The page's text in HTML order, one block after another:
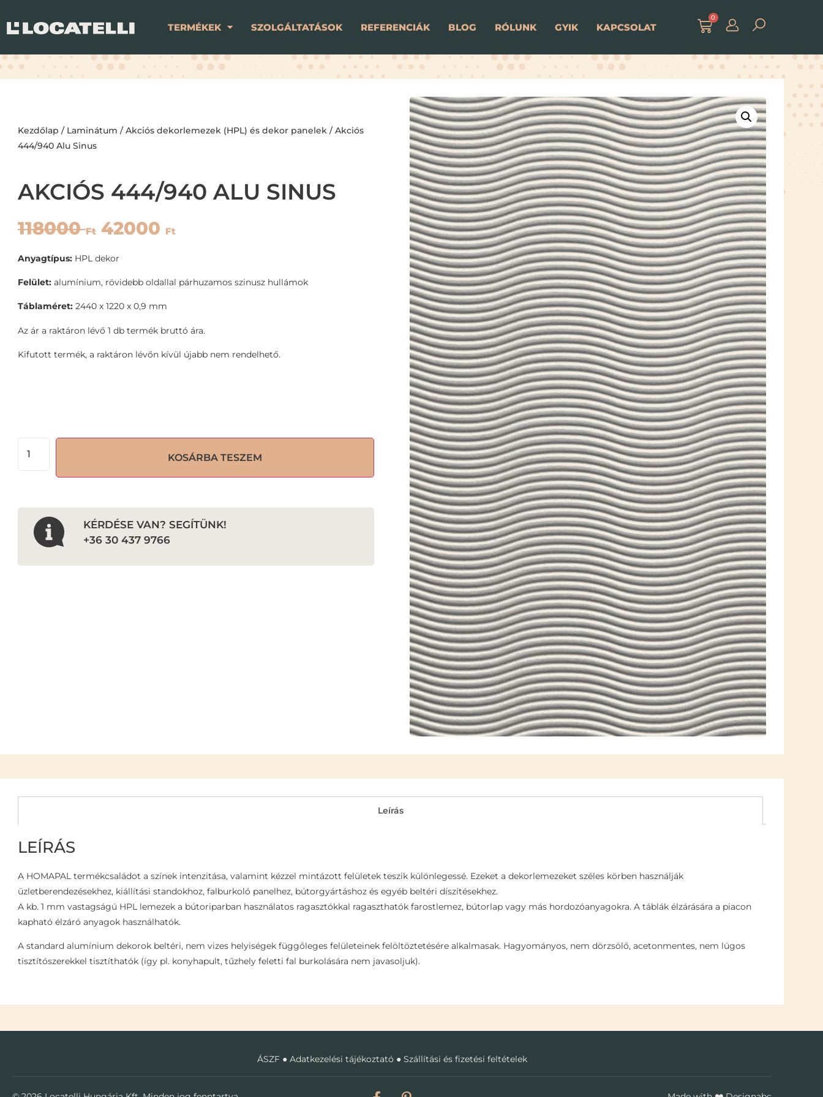
TERMÉKEK SZOLGÁLTATÁSOK REFERENCIÁK BLOG RÓLUNK GYIK KAPCSOLAT
0
Kezdőlap / Laminátum / Akciós dekorlemezek (HPL) és dekor panelek/ Akciós
444/940 Alu Sinus
AKCIÓS 444/940 ALU SINUS
118000Ft 42000 Ft
Anyagtípus:HPL dekor
Felület:alumínium, rövidebb oldallal párhuzamos szinusz hullámok
Táblaméret:2440 x 1220 x 0,9 mm
Az ár a raktáron lévő 1 db termék bruttó ára.
Kifutott termék, a raktáron lévőn kívül újabb nem rendelhető.
KOSÁRBA TESZEM
KÉRDÉSE VAN? SEGÍTÜNK!
+36 30 437 9766
Leírás
LEÍRÁS
A HOMAPAL termékcsaládot a színek intenzitása, valamint kézzel mintázott felületek teszik különlegessé. Ezeket a dekorlemezeket széles körben használják
üzletberendezésekhez, kiállítási standokhoz, falburkoló panelhez, bútorgyártáshoz és egyéb beltéri díszítésekhez.
A kb. 1 mm vastagságú HPL lemezek a bútoriparban használatos ragasztókkal ragaszthatók farostlemez, bútorlap vagy más hordozóanyagokra. A táblák élzárására a piacon
kapható élzáró anyagok használhatók.
A standard alumínium dekorok beltéri, nem vizes helyiségek függőleges felületeinek felöltöztetésére alkalmasak. Hagyományos, nem dörzsölő, acetonmentes, nem lúgos
tisztítószerekkel tisztíthatók (így pl. konyhapult, tűzhely feletti fal burkolására nem javasoljuk).
ÁSZF● Adatkezelési tájékoztató ● Szállítási és fizetési feltételek